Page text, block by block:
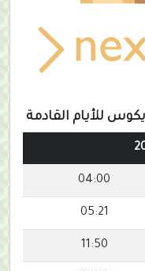
للأيام القادمة
04:00
05:21
11:50